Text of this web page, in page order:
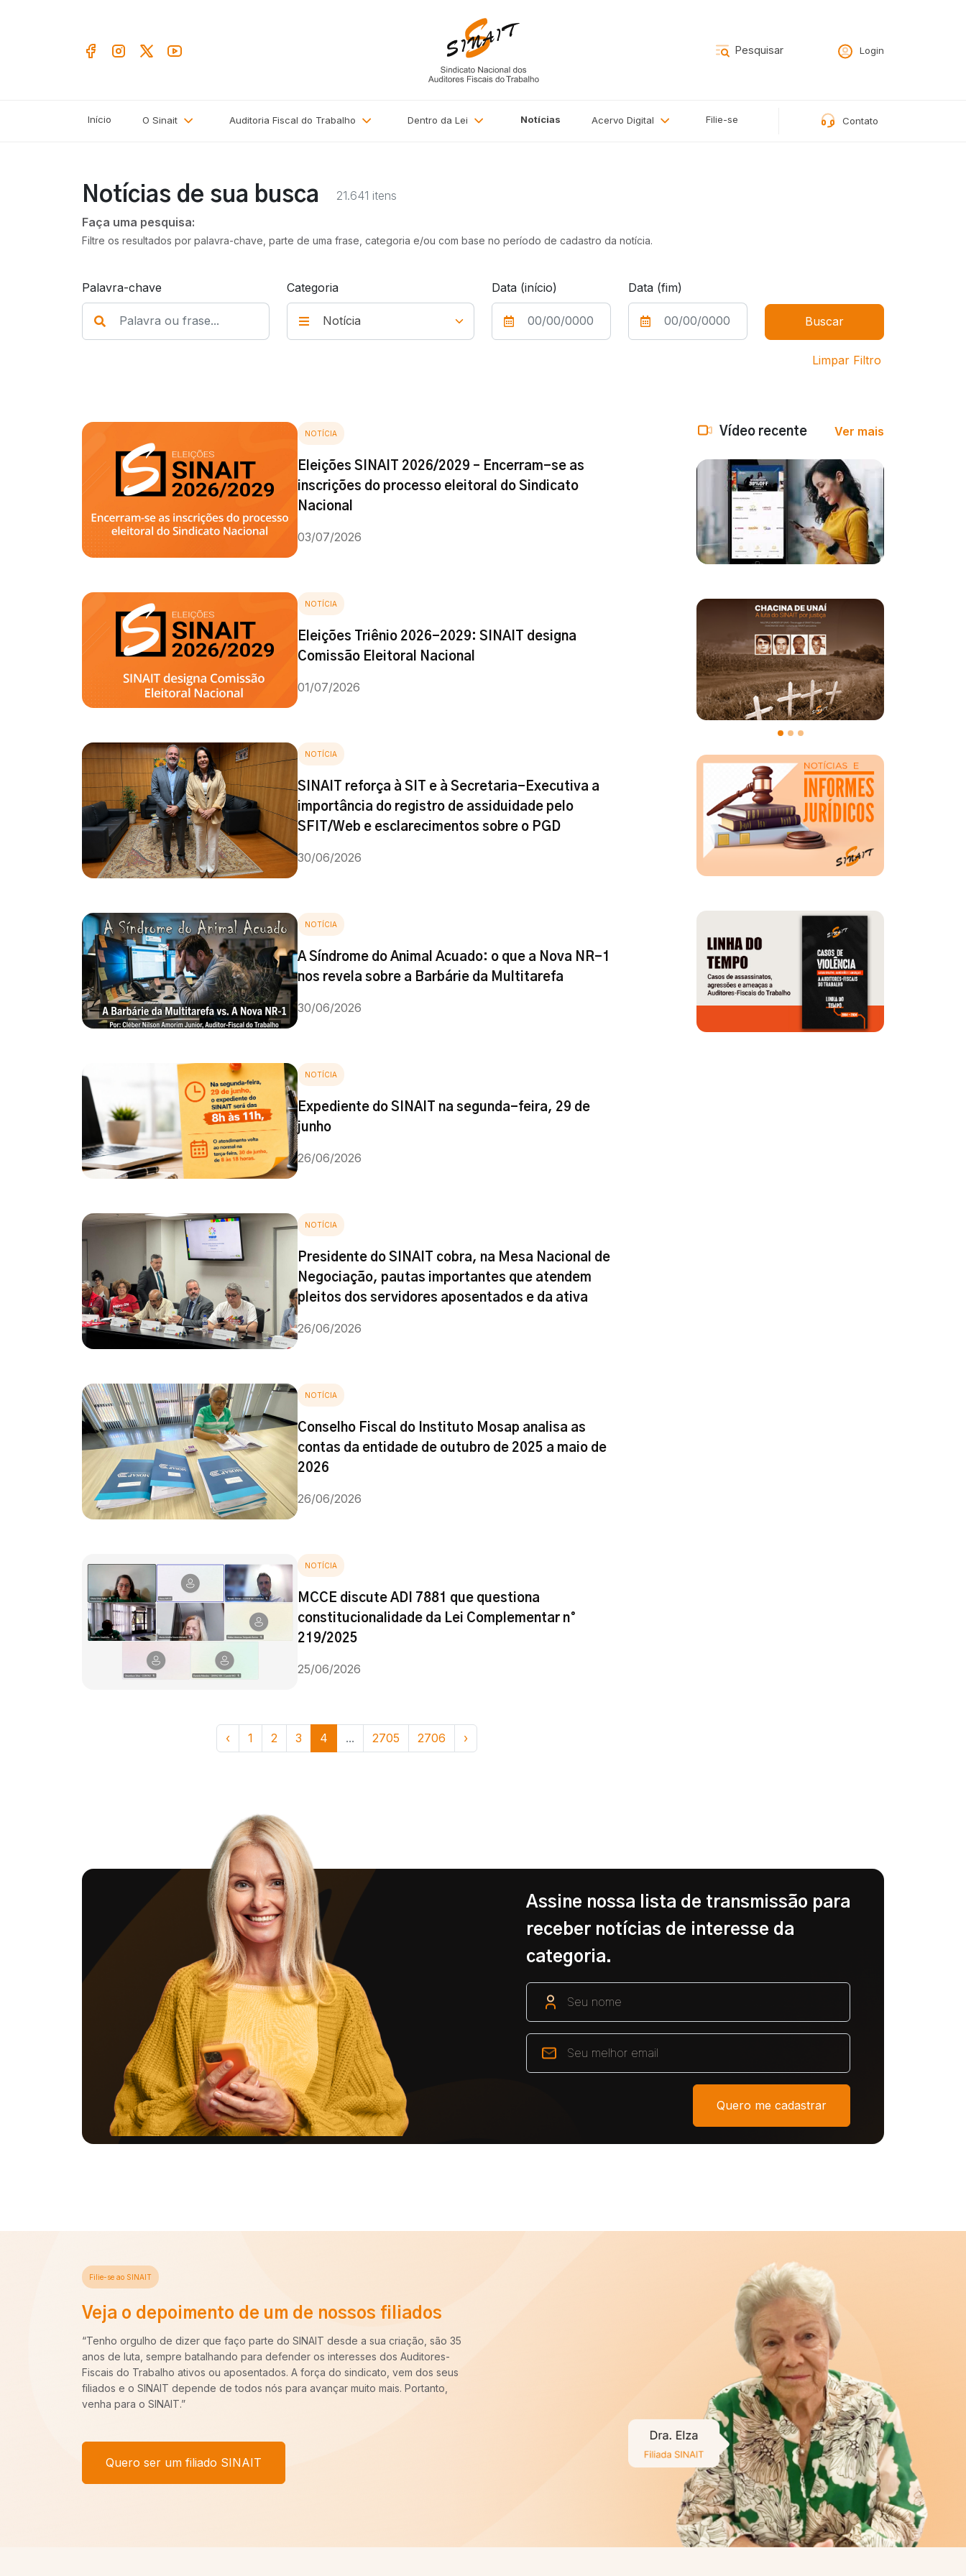
Login
Início O Sinait Auditoria Fiscal do Trabalho Dentro da Lei Notícias Acervo Digital Filie-se Contato
Notícias de sua busca
21.641 itens
Faça uma pesquisa:
Filtre os resultados por palavra-chave, parte de uma frase, categoria e/ou com base no período de cadastro da notícia.
Palavra-chave Categoria Data (início) Data (fim)
Limpar Filtro
NOTÍCIA
Eleições SINAIT 2026/2029 – Encerram-se as
inscrições do processo eleitoral do Sindicato
Nacional
03/07/2026
NOTÍCIA
Eleições Triênio 2026-2029: SINAIT designa
Comissão Eleitoral Nacional
01/07/2026
NOTÍCIA
SINAIT reforça à SIT e à Secretaria-Executiva a
importância do registro de assiduidade pelo
SFIT/Web e esclarecimentos sobre o PGD
30/06/2026
NOTÍCIA
A Síndrome do Animal Acuado: o que a Nova NR-1
nos revela sobre a Barbárie da Multitarefa
30/06/2026
NOTÍCIA
Expediente do SINAIT na segunda-feira, 29 de
junho
26/06/2026
NOTÍCIA
Presidente do SINAIT cobra, na Mesa Nacional de
Negociação, pautas importantes que atendem
pleitos dos servidores aposentados e da ativa
26/06/2026
NOTÍCIA
Conselho Fiscal do Instituto Mosap analisa as
contas da entidade de outubro de 2025 a maio de
2026
26/06/2026
NOTÍCIA
MCCE discute ADI 7881 que questiona
constitucionalidade da Lei Complementar n°
219/2025
25/06/2026
‹ 1 2 3 4 ... 2705 2706 ›
Vídeo recente Ver mais
Assine nossa lista de transmissão para
receber notícias de interesse da
categoria.
Quero me cadastrar
Veja o depoimento de um de nossos filiados
“Há cerca de dez anos entrei para a carreira de Auditoria-Fiscal do Trabalho e ao
longo desse período constatei que é imprescindível o trabalho do SINAIT para a
nossa categoria. Uma carreira para ser forte precisa de um Sindicato forte,
sempre pronto para batalhar pelos nossos interesses. E tenho um recado,COM
Quero ser um filiado SINAIT